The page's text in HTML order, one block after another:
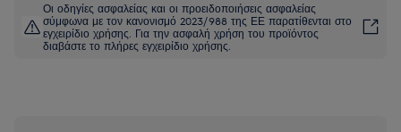
Οι οδηγίες ασφαλείας και οι προειδοποιήσεις ασφαλείας
σύμφωνα με τον κανονισμό 2023/988 της ΕΕ παρατίθενται στο
εγχειρίδιο χρήσης. Για την ασφαλή χρήση του προϊόντος
διαβάστε το πλήρες εγχειρίδιο χρήσης.